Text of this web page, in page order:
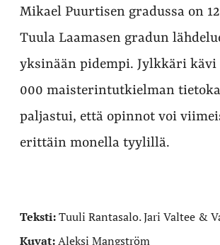
Mikael Puurtisen gradussa on
Tuula Laamasen gradun
yksinään pidempi. Jylkkäri kävi
000 maisterintutkielman
paljastui, että opinnot voi
erittäin monella tyylillä.
Teksti:Tuuli Rantasalo. Jari Valtee &
Kuvat:Aleksi Mangström